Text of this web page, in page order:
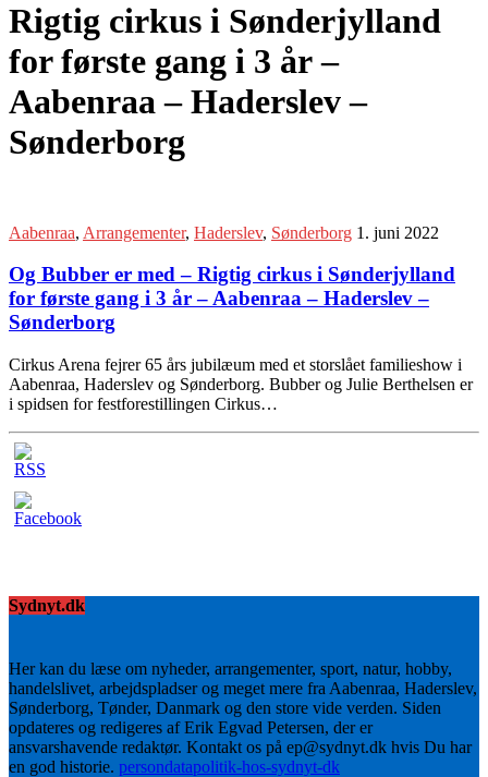
Rigtig cirkus i Sønderjylland
for første gang i 3 år –
Aabenraa – Haderslev –
Sønderborg
Aabenraa, Arrangementer, Haderslev, Sønderborg 1. juni 2022
Og Bubber er med – Rigtig cirkus i Sønderjylland
for første gang i 3 år – Aabenraa – Haderslev –
Sønderborg
Cirkus Arena fejrer 65 års jubilæum med et storslået familieshow i
Aabenraa, Haderslev og Sønderborg. Bubber og Julie Berthelsen er
i spidsen for festforestillingen Cirkus…
Sydnyt.dk
Her kan du læse om nyheder, arrangementer, sport, natur, hobby,
handelslivet, arbejdspladser og meget mere fra Aabenraa, Haderslev,
Sønderborg, Tønder, Danmark og den store vide verden. Siden
opdateres og redigeres af Erik Egvad Petersen, der er
ansvarshavende redaktør. Kontakt os på ep@sydnyt.dk hvis Du har
en god historie. persondatapolitik-hos-sydnyt-dk